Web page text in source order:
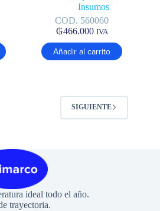
Insumos
COD. 560060
₲466.000 IVA
Añadir al carrito
SIGUIENTE
ideal todo el año.
trayectoria.